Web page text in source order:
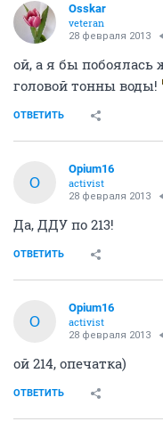
Osskar
veteran
28 февраля 2013
ой, а я бы побоялась
головой тонны воды!
ОТВЕТИТЬ
O
Opium16
activist
28 февраля 2013
Да, ДДУ по 213!
ОТВЕТИТЬ
O
Opium16
activist
28 февраля 2013
ой 214, опечатка)
ОТВЕТИТЬ